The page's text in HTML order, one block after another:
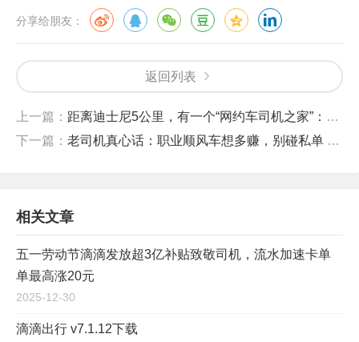
分享给朋友：
返回列表
上一篇： 距离迪士尼5公里，有一个“网约车司机之家”：告别“臭车”，跑单更有劲头
下一篇： 老司机真心话：职业顺风车想多赚，别碰私单 + 抓准 3 件事
相关文章
五一劳动节滴滴发放超3亿补贴致敬司机，流水加速卡单
单最高涨20元
2025-12-30
滴滴出行 v7.1.12下载